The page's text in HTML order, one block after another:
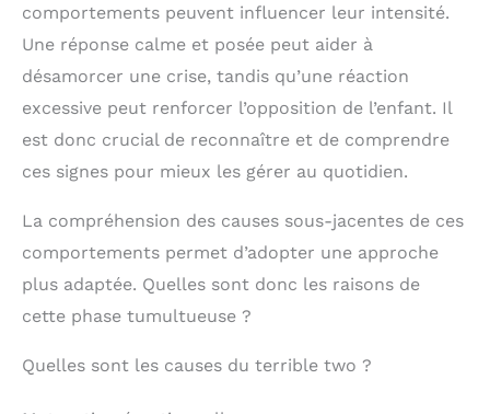
comportements peuvent influencer leur intensité.
Une réponse calme et posée peut aider à
désamorcer une crise, tandis qu’une réaction
excessive peut renforcer l’opposition de l’enfant. Il
est donc crucial de reconnaître et de comprendre
ces signes pour mieux les gérer au quotidien.
La compréhension des causes sous-jacentes de ces
comportements permet d’adopter une approche
plus adaptée. Quelles sont donc les raisons de
cette phase tumultueuse ?
Quelles sont les causes du terrible two ?